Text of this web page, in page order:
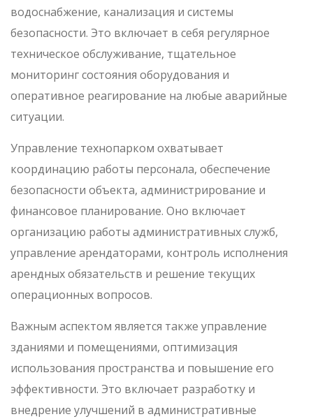
водоснабжение, канализация и системы
безопасности. Это включает в себя регулярное
техническое обслуживание, тщательное
мониторинг состояния оборудования и
оперативное реагирование на любые аварийные
ситуации.
Управление технопарком охватывает
координацию работы персонала, обеспечение
безопасности объекта, администрирование и
финансовое планирование. Оно включает
организацию работы административных служб,
управление арендаторами, контроль исполнения
арендных обязательств и решение текущих
операционных вопросов.
Важным аспектом является также управление
зданиями и помещениями, оптимизация
использования пространства и повышение его
эффективности. Это включает разработку и
внедрение улучшений в административные